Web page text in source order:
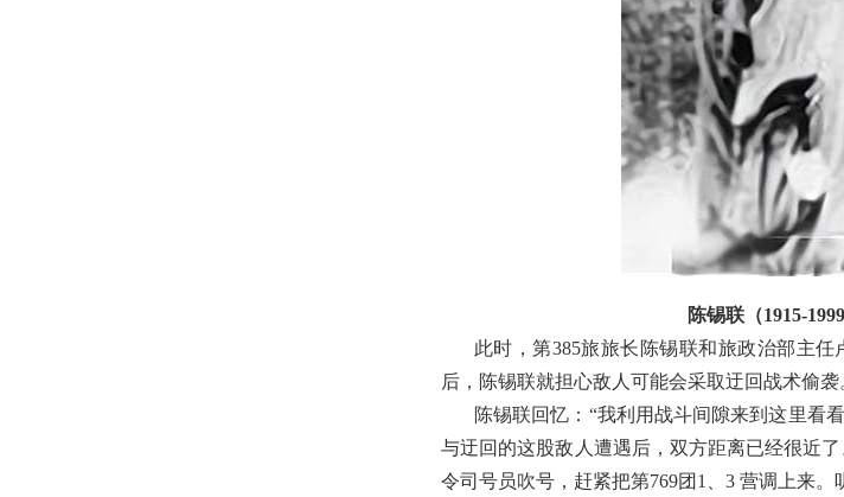
陈锡联（1915-
此时，第385旅旅长陈锡联和旅政治部主
后，陈锡联就担心敌人可能会采取迂回战术偷
陈锡联回忆：“我利用战斗间隙来到这里看
与迂回的这股敌人遭遇后，双方距离已经很近
令司号员吹号，赶紧把第769团1、3 营调上来